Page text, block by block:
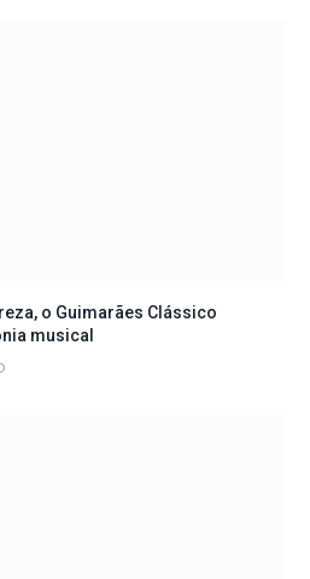
o Guimarães Clássico
musical